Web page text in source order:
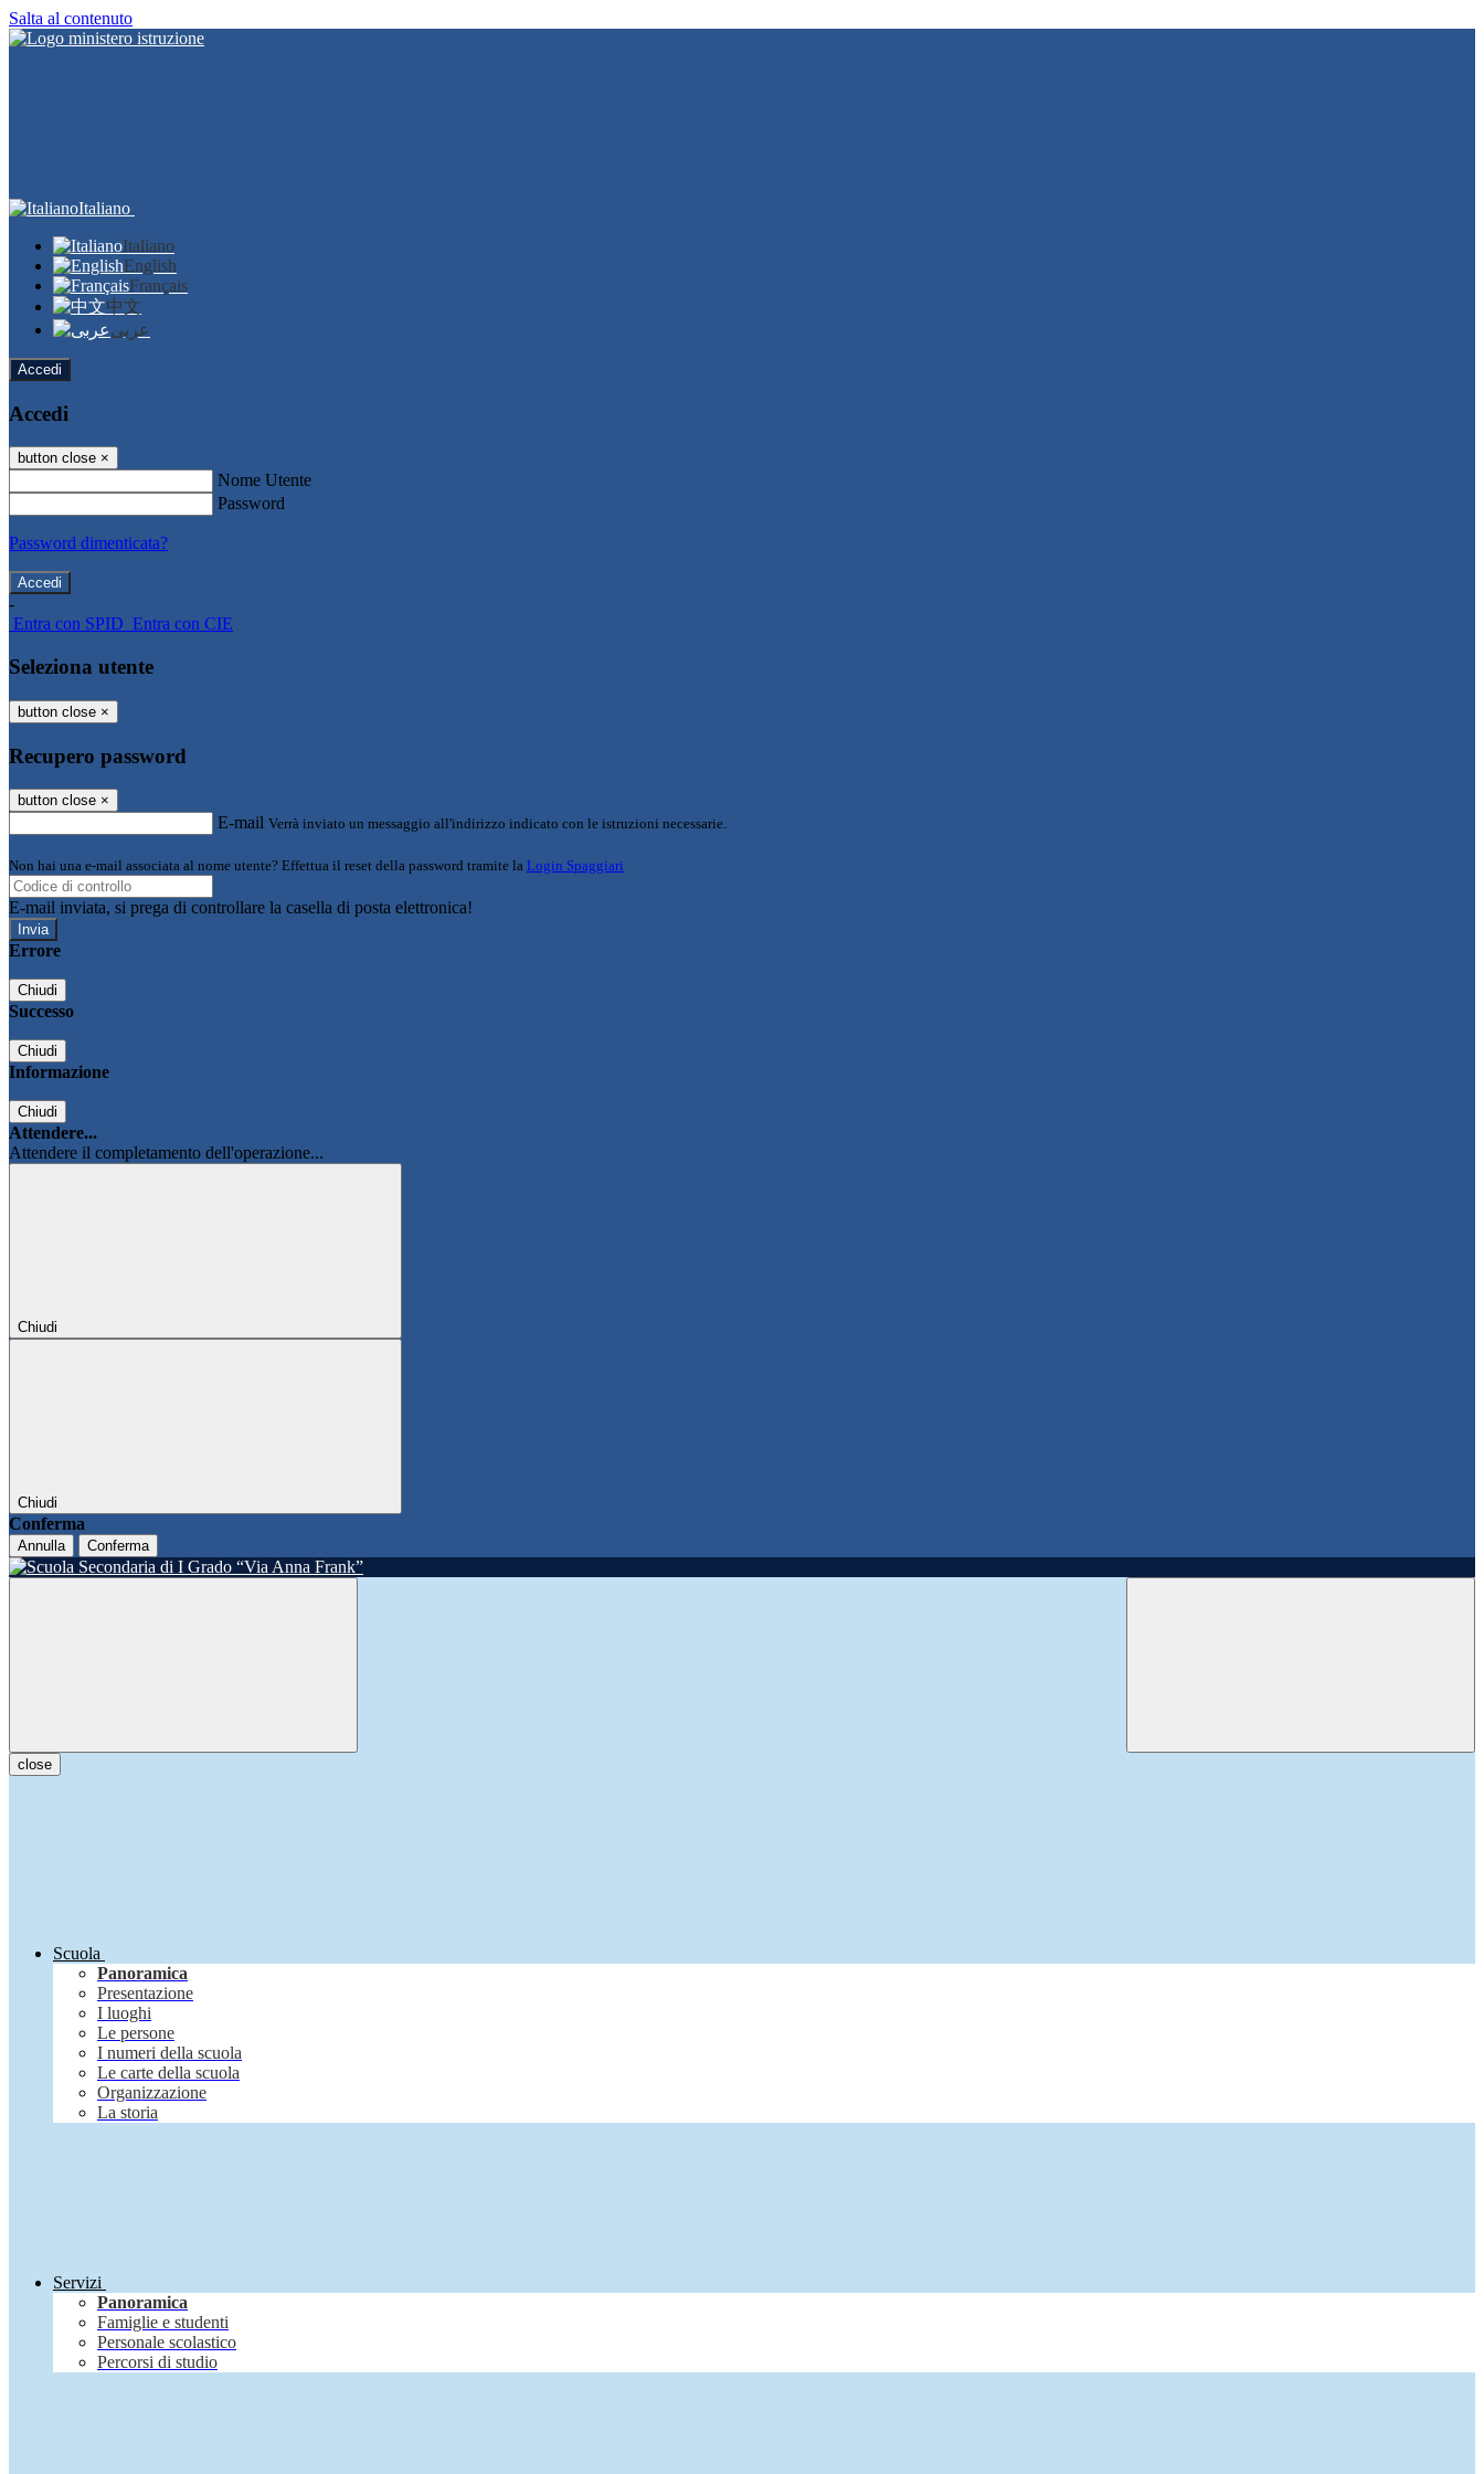
Salta al contenuto
Italiano
Italiano
English
Français
中文
عربى
Accedi
Accedi
button close ×
Nome Utente
Password
Password dimenticata?
-
Entra con SPID Entra con CIE
Seleziona utente
button close ×
Recupero password
button close ×
E-mail Verrà inviato un messaggio all'indirizzo indicato con le istruzioni necessarie.
Non hai una e-mail associata al nome utente? Effettua il reset della password tramite la Login Spaggiari
E-mail inviata, si prega di controllare la casella di posta elettronica!
Errore
Chiudi
Successo
Chiudi
Informazione
Chiudi
Attendere...
Attendere il completamento dell'operazione...
Chiudi
Chiudi
Conferma
Annulla Conferma
close
Scuola
Panoramica
Presentazione
I luoghi
Le persone
I numeri della scuola
Le carte della scuola
Organizzazione
La storia
Servizi
Panoramica
Famiglie e studenti
Personale scolastico
Percorsi di studio